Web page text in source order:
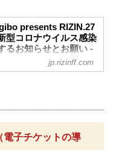
presents RIZIN.27
型コロナウイルス感染
るお知らせとお願い -
FEDERATION オ
イト
ント開催に際し、日本スポ
した「スポーツイベント
感染拡大予防ガイドライ
jp.rizinff.com
子チケットの導